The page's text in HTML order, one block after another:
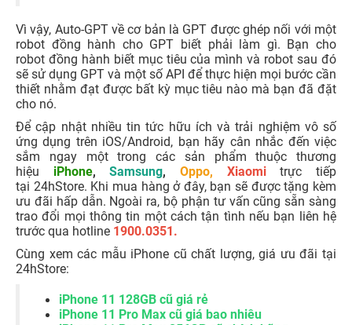
Vì vậy, Auto-GPT về cơ bản là GPT được ghép nối với một
robot đồng hành cho GPT biết phải làm gì. Bạn cho
robot đồng hành biết mục tiêu của mình và robot sau đó
sẽ sử dụng GPT và một số API để thực hiện mọi bước cần
thiết nhằm đạt được bất kỳ mục tiêu nào mà bạn đã đặt
cho nó.
Để cập nhật nhiều tin tức hữu ích và trải nghiệm vô số
ứng dụng trên iOS/Android, bạn hãy cân nhắc đến việc
sắm ngay một trong các sản phẩm thuộc thương
hiệu
iPhone,Samsung,Oppo, Xiaomitrực tiếp
tại 24hStore. Khi mua hàng ở đây, bạn sẽ được tặng kèm
ưu đãi hấp dẫn. Ngoài ra, bộ phận tư vấn cũng sẵn sàng
trao đổi mọi thông tin một cách tận tình nếu bạn liên hệ
trước qua hotline 1900.0351.
Cùng xem các mẫu iPhone cũ chất lượng, giá ưu đãi tại
24hStore:
iPhone 11 128GB cũ giá rẻ
iPhone 11 Pro Max cũ giá bao nhiêu